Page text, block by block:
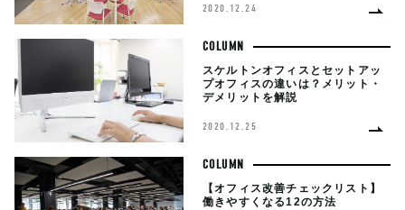
2020.12.24
COLUMN
スケルトンオフィスとセットアッ
プオフィスの違いは？メリット・
デメリットを解説
2020.12.25
COLUMN
【オフィス改善チェックリスト】
働きやすくなる12の方法